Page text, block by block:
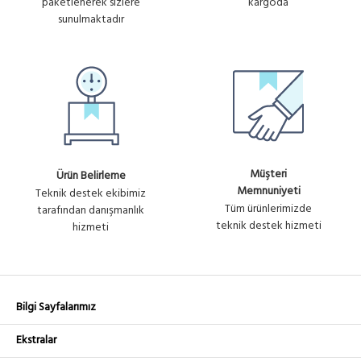
Router / ...
sunulmaktadır
Ürün Belirleme
Teknik destek ekibimiz
tarafından danışmanlık
hizmeti
Müşteri
Memnuniyeti
Tüm ürünlerimizde
teknik destek hizmeti
Bilgi Sayfalarımız
Ekstralar